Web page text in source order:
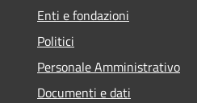
Enti e fondazioni
Politici
Personale Amministrativo
Documenti e dati